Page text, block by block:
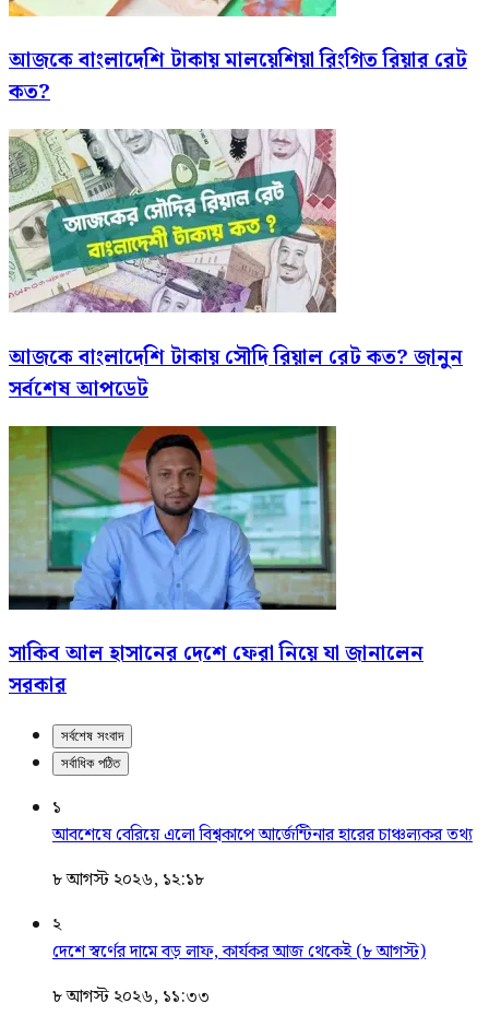
আজকে বাংলাদেশি টাকায় মালয়েশিয়া রিংগিত রিয়ার রেট
কত?
আজকে বাংলাদেশি টাকায় সৌদি রিয়াল রেট কত? জানুন
সর্বশেষ আপডেট
সাকিব আল হাসানের দেশে ফেরা নিয়ে যা জানালেন
সরকার
সর্বশেষ সংবাদ
সর্বাধিক পঠিত
১
আবশেষে বেরিয়ে এলো বিশ্বকাপে আর্জেন্টিনার হারের চাঞ্চল্যকর তথ্য
৮ আগস্ট ২০২৬, ১২:১৮
২
দেশে স্বর্ণের দামে বড় লাফ, কার্যকর আজ থেকেই (৮ আগস্ট)
৮ আগস্ট ২০২৬, ১১:৩৩